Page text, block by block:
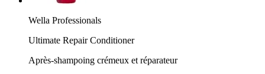
Wella Professionals
Ultimate Repair Conditioner
Après-shampoing crémeux et réparateur